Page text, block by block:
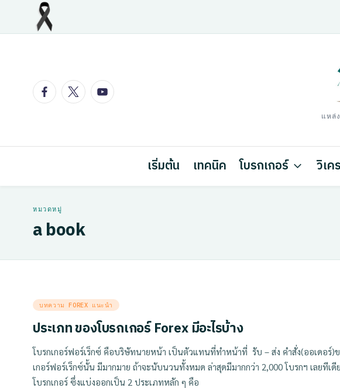
FacebookTwitterYoutube
แหล่
เริ่มต้น เทคนิค โบรกเกอร์ วิเค
a book
Posted
in
บทความ FOREX แนะนำ
ประเภท ของโบรกเกอร์ Forex มีอะไรบ้าง
โบรกเกอร์ฟอร์เร็กซ์ คือบริษัทนายหน้า เป็นตัวแทนที่ทำหน้าที่ รับ – ส่ง คำสั่ง(ออเดอร์)ข
เกอร์ฟอร์เร็กซ์นั้น มีมากมาย ถ้าจะนับนวนทั้งหมด ล่าสุดมีมากกว่า 2,000 โบรกฯ เลยทีเ
โบรกเกอร์ ซึ่งแบ่งออกเป็น 2 ประเภทหลัก ๆ คือ